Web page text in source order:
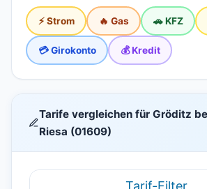
⚡ Strom 🔥 Gas 🚗 KFZ
💳 Girokonto 💰 Kredit
Tarife vergleichen für Gröditz
Riesa (01609)